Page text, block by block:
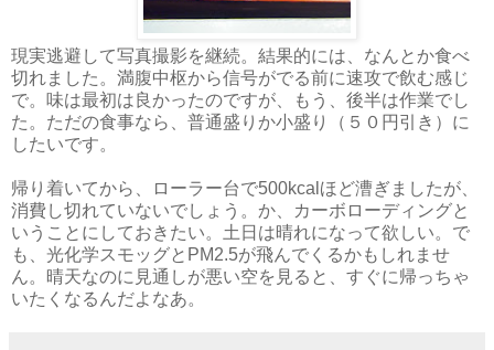
現実逃避して写真撮影を継続。結果的には、なんとか食べ
切れました。満腹中枢から信号がでる前に速攻で飲む感じ
で。味は最初は良かったのですが、もう、後半は作業でし
た。ただの食事なら、普通盛りか小盛り（５０円引き）に
したいです。
帰り着いてから、ローラー台で500kcalほど漕ぎましたが、
消費し切れていないでしょう。か、カーボローディングと
いうことにしておきたい。土日は晴れになって欲しい。で
も、光化学スモッグとPM2.5が飛んでくるかもしれませ
ん。晴天なのに見通しが悪い空を見ると、すぐに帰っちゃ
いたくなるんだよなあ。